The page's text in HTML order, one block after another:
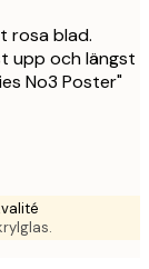
rosa blad.
upp och längst
No3 Poster"